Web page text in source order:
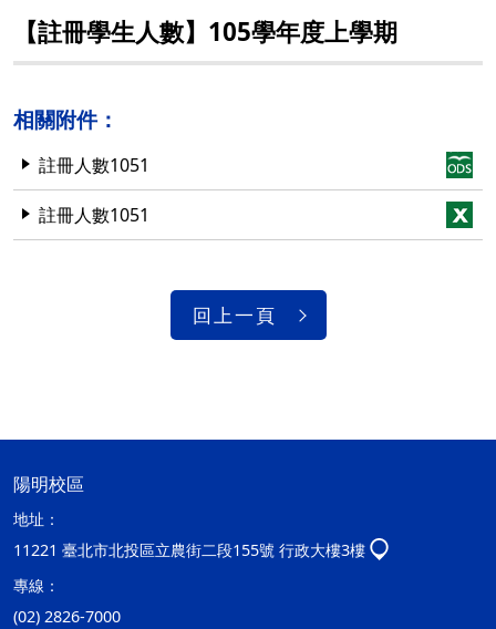
【註冊學生人數】105學年度上學期
相關附件：
註冊人數1051
註冊人數1051
回上一頁
陽明校區
地址：
11221 臺北市北投區立農街二段155號 行政大樓3樓
專線：
(02) 2826-7000